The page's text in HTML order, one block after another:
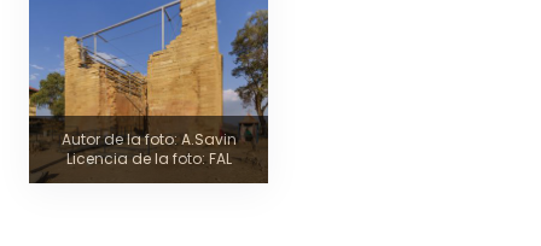
Autor de la foto: A.Savin
Licencia de la foto: FAL